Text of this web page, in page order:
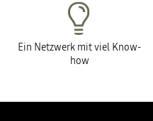
Ein Netzwerk mit viel Know-
how